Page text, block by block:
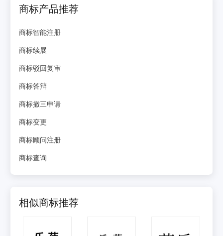
商标产品推荐
商标智能注册
商标续展
商标驳回复审
商标答辩
商标撤三申请
商标变更
商标顾问注册
商标查询
相似商标推荐